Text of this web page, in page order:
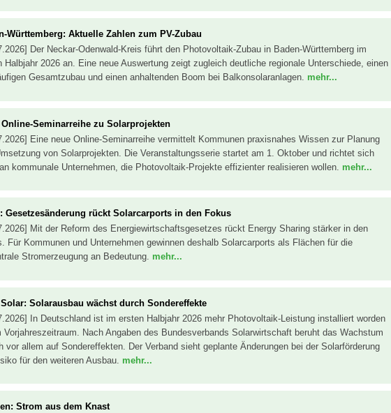
Württemberg: Aktuelle Zahlen zum PV-Zubau
Der Neckar-Odenwald-Kreis führt den Photovoltaik-Zubau in Baden-Württemberg im
Halbjahr 2026 an. Eine neue Auswertung zeigt zugleich deutliche regionale Unterschiede, einen
Gesamtzubau und einen anhaltenden Boom bei Balkonsolaranlagen. mehr...
Seminarreihe zu Solarprojekten
Eine neue Online-Seminarreihe vermittelt Kommunen praxisnahes Wissen zur Planung
von Solarprojekten. Die Veranstaltungsserie startet am 1. Oktober und richtet sich
kommunale Unternehmen, die Photovoltaik-Projekte effizienter realisieren wollen. mehr...
Gesetzesänderung rückt Solarcarports in den Fokus
Mit der Reform des Energiewirtschaftsgesetzes rückt Energy Sharing stärker in den
Für Kommunen und Unternehmen gewinnen deshalb Solarcarports als Flächen für die
Stromerzeugung an Bedeutung. mehr...
Solar: Solarausbau wächst durch Sondereffekte
In Deutschland ist im ersten Halbjahr 2026 mehr Photovoltaik-Leistung installiert worden
Vorjahreszeitraum. Nach Angaben des Bundesverbands Solarwirtschaft beruht das Wachstum
vor allem auf Sondereffekten. Der Verband sieht geplante Änderungen bei der Solarförderung
für den weiteren Ausbau. mehr...
Strom aus dem Knast